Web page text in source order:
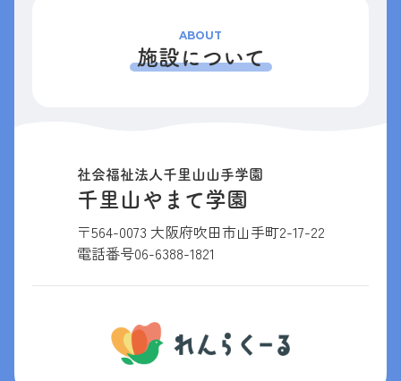
ABOUT
施設について
社会福祉法人千里山山手学園
千里山やまて学園
〒564-0073 大阪府吹田市山手町2-17-22
電話番号06-6388-1821